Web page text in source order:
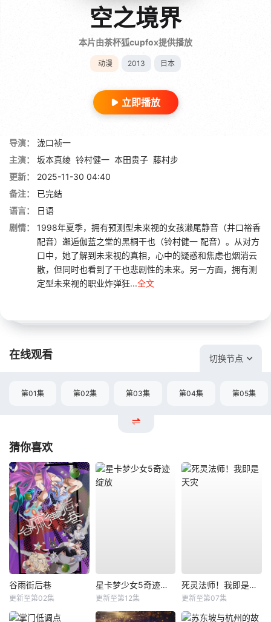
空之境界
本片由茶杯狐cupfox提供播放
动漫 2013 日本
立即播放
导演：
泷口祯一
主演：
坂本真绫 铃村健一 本田贵子 藤村步
更新：
2025-11-30 04:40
备注：
已完结
语言：
日语
剧情：
1998年夏季，拥有预测型未来视的女孩濑尾静音（井口裕香
配音）邂逅伽蓝之堂的黑桐干也（铃村健一 配音）。从对方
口中，她了解到未来视的真相，心中的疑惑和焦虑也烟消云
散，但同时也看到了干也悲剧性的未来。另一方面，拥有测
定型未来视的职业炸弹狂...全文
在线观看 切换节点
第01集 第02集 第03集 第04集 第05集
猜你喜欢
谷雨街后巷
更新至第02集
星卡梦少女5奇迹绽放
更新至第12集
死灵法师！我即是天灾
更新至第07集